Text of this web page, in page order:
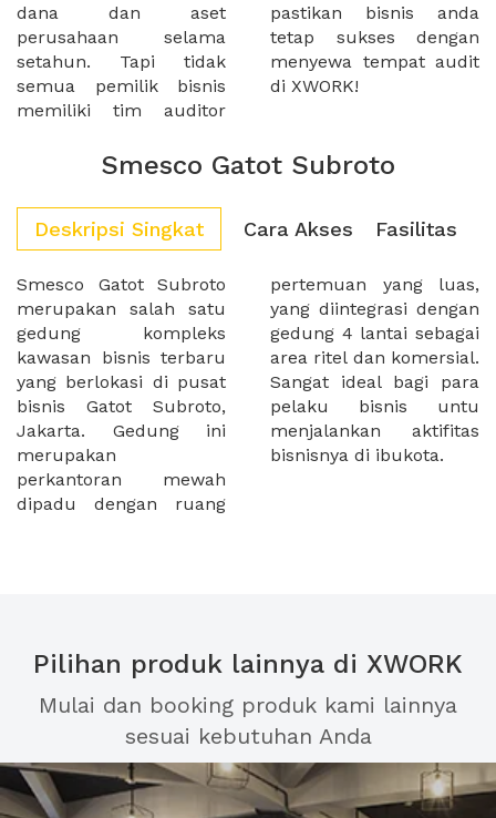
dana dan aset
perusahaan selama
setahun. Tapi tidak
semua pemilik bisnis
memiliki tim auditor
pastikan bisnis anda
tetap sukses dengan
menyewa tempat audit
di XWORK!
Smesco Gatot Subroto
Deskripsi Singkat Cara Akses Fasilitas
Smesco Gatot Subroto
merupakan salah satu
gedung kompleks
kawasan bisnis terbaru
yang berlokasi di pusat
bisnis Gatot Subroto,
Jakarta. Gedung ini
merupakan
perkantoran mewah
dipadu dengan ruang
pertemuan yang luas,
yang diintegrasi dengan
gedung 4 lantai sebagai
area ritel dan komersial.
Sangat ideal bagi para
pelaku bisnis untu
menjalankan aktifitas
bisnisnya di ibukota.
Pilihan produk lainnya di XWORK
Mulai dan booking produk kami lainnya
sesuai kebutuhan Anda